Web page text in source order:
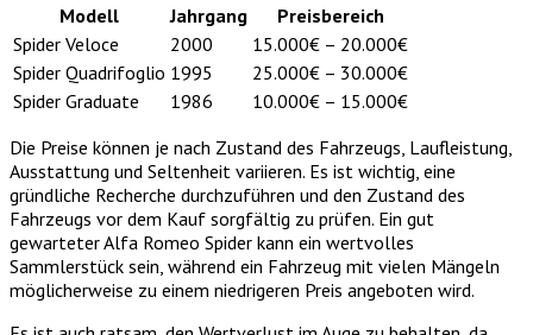
Modell
Jahrgang
Preisbereich
Spider Veloce
2000
15.000€ – 20.000€
Spider Quadrifoglio 1995
25.000€ – 30.000€
Spider Graduate
1986
10.000€ – 15.000€
Die Preise können je nach Zustand des Fahrzeugs, Laufleistung,
Ausstattung und Seltenheit variieren. Es ist wichtig, eine
gründliche Recherche durchzuführen und den Zustand des
Fahrzeugs vor dem Kauf sorgfältig zu prüfen. Ein gut
gewarteter Alfa Romeo Spider kann ein wertvolles
Sammlerstück sein, während ein Fahrzeug mit vielen Mängeln
möglicherweise zu einem niedrigeren Preis angeboten wird.